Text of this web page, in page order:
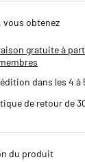
vous obtenez
gratuite à
dans les 4 à
de retour de
du produit